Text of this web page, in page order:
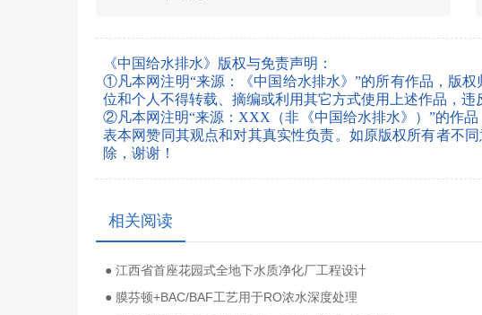
《中国给水排水》版权与免责声明：
①凡本网注明“来源：《中国给水排水》”的所有作品，版
位和个人不得转载、摘编或利用其它方式使用上述作品，违
②凡本网注明“来源：XXX（非《中国给水排水》）”的作
表本网赞同其观点和对其真实性负责。如原版权所有者不
除，谢谢！
相关阅读
● 江西省首座花园式全地下水质净化厂工程设计
● 膜芬顿+BAC/BAF工艺用于RO浓水深度处理